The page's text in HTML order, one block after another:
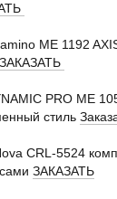
ME 1192
ЗАКАЗАТЬ
PRO ME
стиль
CRL-5524
ЗАКАЗАТЬ